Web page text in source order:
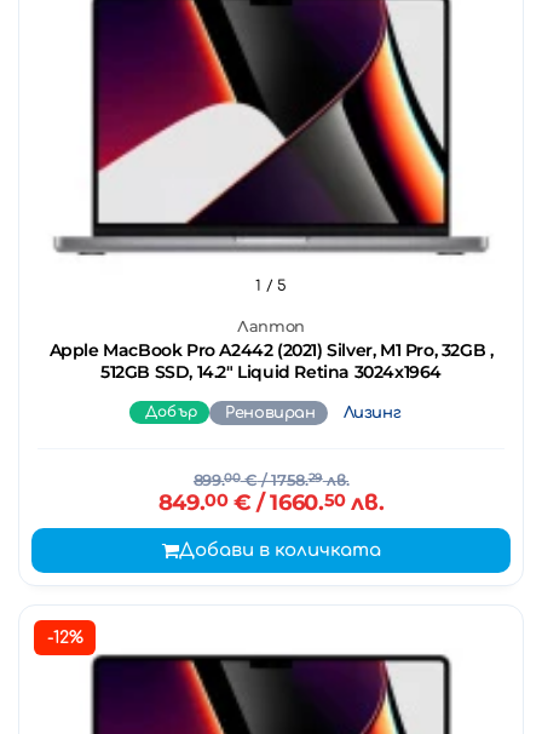
Лаптоп
Apple MacBook Pro A2442 (2021) Silver, M1 Pro, 32GB ,
512GB SSD, 14.2" Liquid Retina 3024x1964
1 / 5
Добър Реновиран Лизинг
899.00€/ 1758.29лв.
849.00€ / 1660.50лв.
Добави в количката
-12%